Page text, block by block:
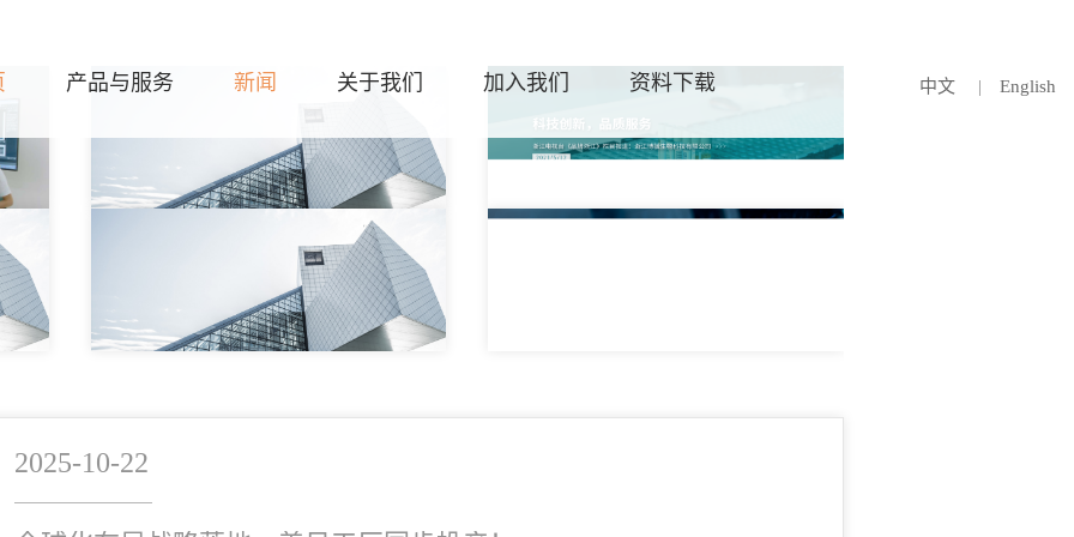
中文 | English
产品与服务 新闻 关于我们 加入我们 资料下载
2025-10-22